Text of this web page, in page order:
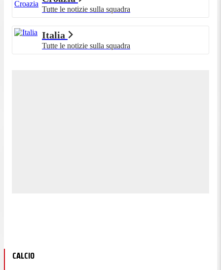
Tutte le notizie sulla squadra
Italia
Tutte le notizie sulla squadra
CALCIO